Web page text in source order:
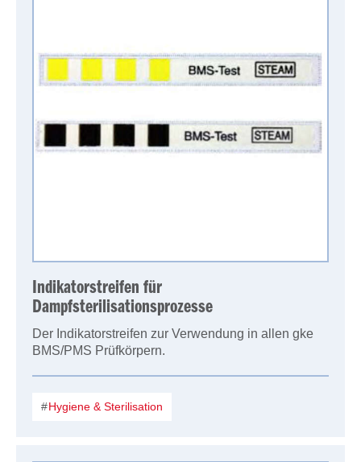
Indikatorstreifen für
Dampfsterilisationsprozesse
Der Indikatorstreifen zur Verwendung in allen gke
BMS/PMS Prüfkörpern.
Hygiene & Sterilisation